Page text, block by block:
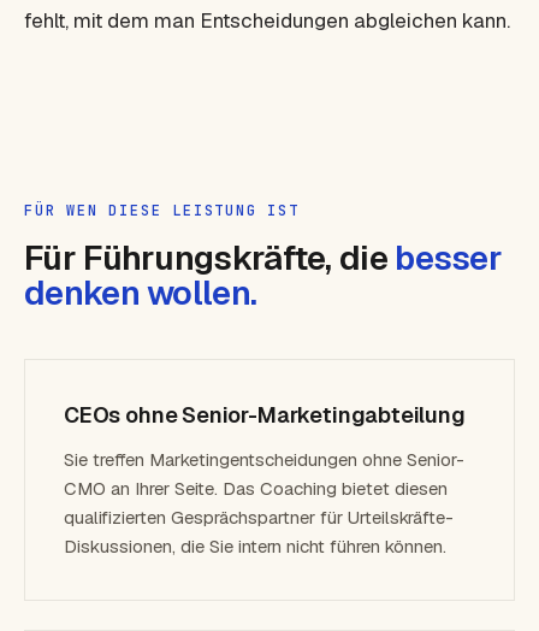
fehlt, mit dem man Entscheidungen abgleichen kann.
FÜR WEN DIESE LEISTUNG IST
Für Führungskräfte, die besser
denken wollen.
CEOs ohne Senior-Marketingabteilung
Sie treffen Marketingentscheidungen ohne Senior-
CMO an Ihrer Seite. Das Coaching bietet diesen
qualifizierten Gesprächspartner für Urteilskräfte-
Diskussionen, die Sie intern nicht führen können.